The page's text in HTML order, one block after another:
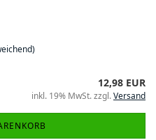
12,98 EUR
inkl. 19% MwSt. zzgl.Versand